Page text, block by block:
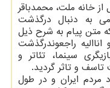
از خانه ملت، محمدباقر
به دنبال درگذشت
متن پیام به شرح ذیل
راجعوندرگذشت
سینما، تئاتر و
تاسف و تاثر گردید.
مردم ایران و در طول